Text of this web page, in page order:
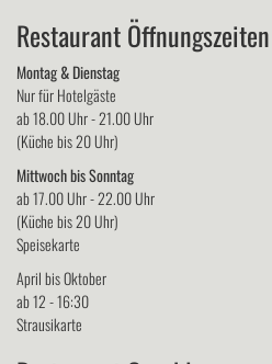
Restaurant Öffnungszeiten
Montag & Dienstag
Nur für Hotelgäste
ab 18.00 Uhr - 21.00 Uhr
(Küche bis 20 Uhr)
Mittwoch bis Sonntag
ab 17.00 Uhr - 22.00 Uhr
(Küche bis 20 Uhr)
Speisekarte
April bis Oktober
ab 12 - 16:30
Strausikarte